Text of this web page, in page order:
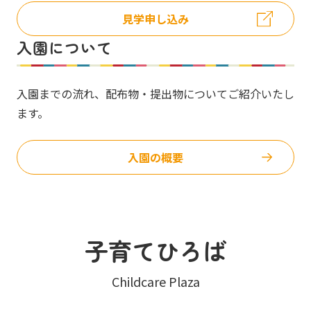
見学申し込み
入園について
入園までの流れ、配布物・提出物についてご紹介いたし
ます。
入園の概要
子育てひろば
Childcare Plaza